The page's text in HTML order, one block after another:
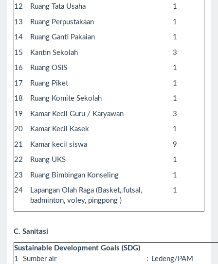
12
13
14
15
16
17
18
19
20
21
22
23
24
Ruang Tata Usaha
Ruang Perpustakaan
Ruang Ganti Pakaian
Kantin Sekolah
Ruang OSIS
Ruang Piket
Ruang Komite Sekolah
Kamar Kecil Guru / Karyawan
Kamar Kecil Kasek
Kamar kecil siswa
Ruang UKS
Ruang Bimbingan Konseling
Lapangan Olah Raga (Basket,.futsal,
badminton, voley, pingpong )
1
1
1
3
1
1
1
3
1
9
1
1
1
C. Sanitasi
Sustainable Development Goals (SDG)
1
Sumber air :
Ledeng/PAM